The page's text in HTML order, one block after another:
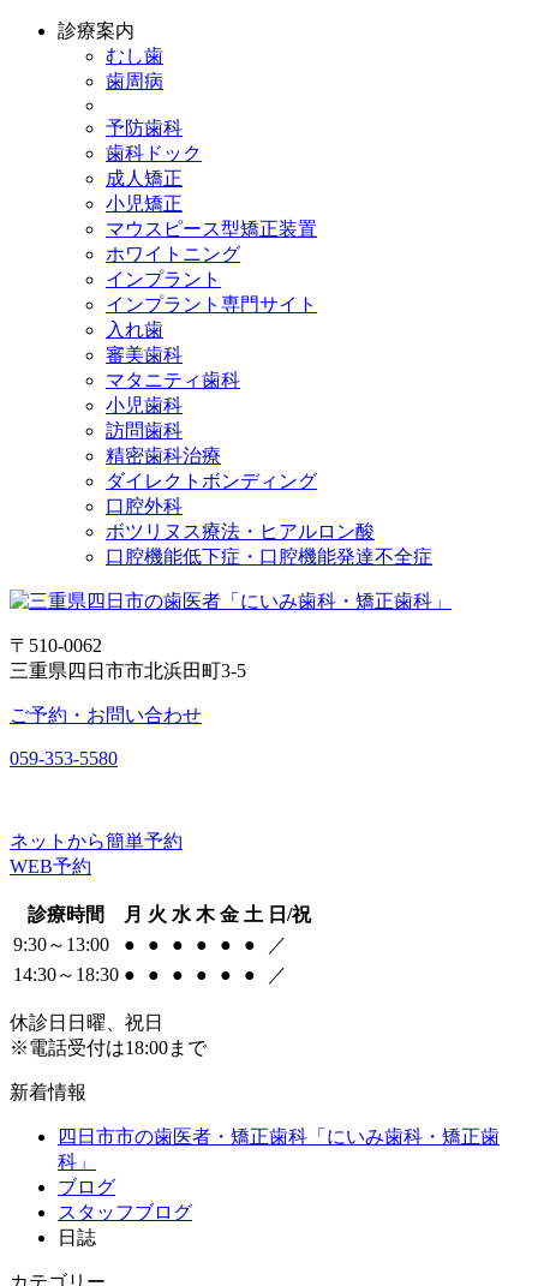
診療案内
むし歯
歯周病
予防歯科
歯科ドック
成人矯正
小児矯正
マウスピース型矯正装置
ホワイトニング
インプラント
インプラント専門サイト
入れ歯
審美歯科
マタニティ歯科
小児歯科
訪問歯科
精密歯科治療
ダイレクトボンディング
口腔外科
ボツリヌス療法・ヒアルロン酸
口腔機能低下症・口腔機能発達不全症
〒510-0062
三重県四日市市北浜田町3-5
ご予約・お問い合わせ
059-353-5580
ネットから簡単予約
WEB予約
診療時間 月 火 水 木 金 土 日/祝
9:30～13:00
● ● ● ● ● ●
／
14:30～18:30 ● ● ● ● ● ● ／
休診日 日曜、祝日
※電話受付は18:00まで
新着情報
四日市市の歯医者・矯正歯科「にいみ歯科・矯正歯
科」
ブログ
スタッフブログ
日誌
カテゴリー